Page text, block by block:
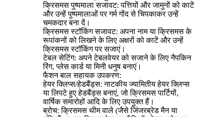
क्रिसमस पुष्पमाला सजावट: पत्तियों और जामुनों को काटें
और उन्हें पुष्पमालाओं पर गर्म गोंद से चिपकाकर उन्हें
चमकदार बना दें।
क्रिसमस स्टॉकिंग सजावट: अपना नाम या क्रिसमस के
रूपांकनों को लिखने के लिए अक्षरों को काटें और उन्हें
क्रिसमस स्टॉकिंग पर सजाएं।
टेबल सेटिंग: अपने टेबलवेयर को सजाने के लिए नैपकिन
रिंग, प्लेस कार्ड या मिनी धनुष बनाएं।
फैशन बाल सहायक उपकरण:
हेयर क्लिप्स/हेडबैंड्स: नाटकीय ज्यामितीय हेयर क्लिप्स
या लिपटे हुए हेडबैंड्स बनाएं, जो क्रिसमस पार्टियों,
वार्षिक समारोहों आदि के लिए उपयुक्त हैं।
ब्रोच: क्रिसमस थीम वाले (जैसे जिंजरब्रेड मैन या